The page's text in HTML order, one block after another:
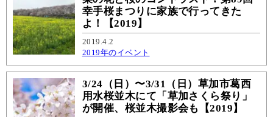
幸手桜まつりに家族で行ってきた
よ！【2019】
2019.4.2
2019年のイベント
3/24（日）〜3/31（日）草加市葛西
用水桜並木にて「草加さくら祭り」
が開催、桜並木撮影会も【2019】